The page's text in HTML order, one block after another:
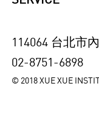
114064 台北市
02-8751-6898
© 2018 XUE XUE